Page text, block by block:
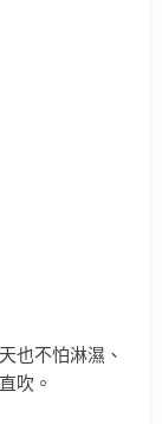
也不怕淋濕、
吹。